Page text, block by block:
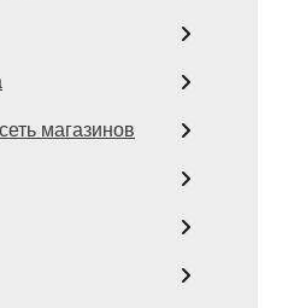
магазинов